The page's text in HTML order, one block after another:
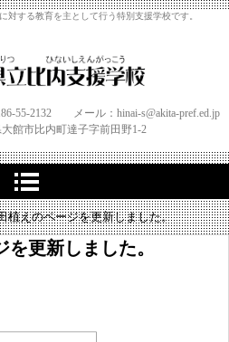
対する教育を主として行う特別支援学校です。
55-2132 メール：hinai-s@akita-pref.ed.jp
館市比内町達子字前田野1‐2
植えのページを更新しました。
更新しました。